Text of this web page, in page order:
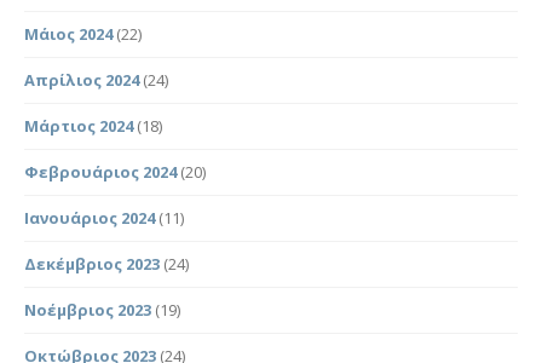
Μάιος 2024(22)
Απρίλιος 2024(24)
Μάρτιος 2024(18)
Φεβρουάριος 2024(20)
Ιανουάριος 2024(11)
Δεκέμβριος 2023 (24)
Νοέμβριος 2023 (19)
Οκτώβριος 2023 (24)